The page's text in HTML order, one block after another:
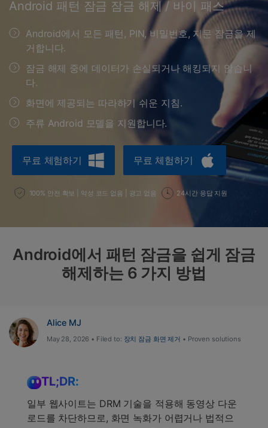
솔루션
뉴스룸
플랜 및 가격
도움말 센터
폴 툴킷 보기 >
모바일
온라인
더 보기
탐색 및 발견
닥터폰 하이라이트 살펴보기
사용 방법은 무엇입니까?
고객 지원 센터
다운로드 센터
공식 설치 파일 및 최신 버전 업데이트를 제공
합니다.
리소스 허브
사용 가이드
🔓️온라인 잠금 해제
iOS26 다운그레이드
무료 다운로드 로그인
Android 패턴 잠금 잠금 해제 / 바이 패스
Android에서 모든 패턴, PIN, 비밀번호, 지문 잠금을 제
거합니다.
잠금 해제 중에 데이터가 손실되거나 해킹되지 않습니
다.
화면에 제공되는 따라하기 쉬운 지침.
주류 Android 모델을 지원합니다.
무료 체험하기 무료 체험하기
100% 안전 확보 | 악성 코드 없음 | 광고 없음 24시간 응답 지원
Android에서 패턴 잠금을 쉽게 잠금
해제하는 6 가지 방법
Alice MJ
May 28, 2026 • Filed to: 장치 잠금 화면 제거 • Proven solutions
TL;DR:
일부 웹사이트는 DRM 기술을 적용해 동영상 다운
로드를 차단하므로, 화면 녹화가 어렵거나 법적으